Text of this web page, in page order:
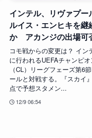
インテル、リヴァプー
ルイス・エンヒキを継
か アカンジの出場可
コモ戦からの変更は？ イン
に行われるUEFAチャンピ
（CL）リーグフェーズ第6
ールと対戦する。『スカイ
点で予想スタメン...
12/9 06:54